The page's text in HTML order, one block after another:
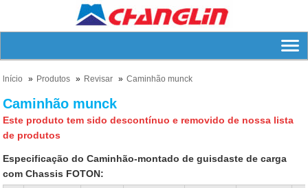
lnício Produtos Revisar Caminhão munck
Caminhão munck
Este produto tem sido descontínuo e removido de nossa lista
de produtos
Especificação do Caminhão-montado de guisdaste de carga
com Chassis FOTON: